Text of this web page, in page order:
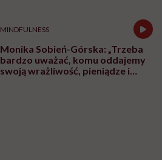
MINDFULNESS
Monika Sobień-Górska: „Trzeba
bardzo uważać, komu oddajemy
swoją wrażliwość, pieniądze i